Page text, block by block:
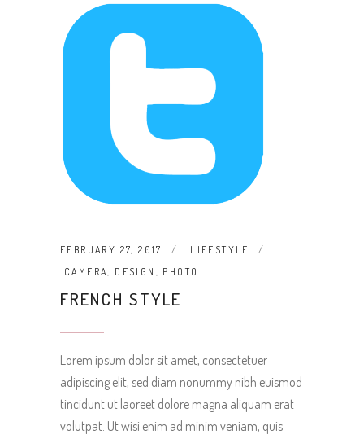
FEBRUARY 27, 2017
LIFESTYLE
CAMERA, DESIGN , PHOTO
FRENCH STYLE
Lorem ipsum dolor sit amet, consectetuer
adipiscing elit, sed diam nonummy nibh euismod
tincidunt ut laoreet dolore magna aliquam erat
volutpat. Ut wisi enim ad minim veniam, quis